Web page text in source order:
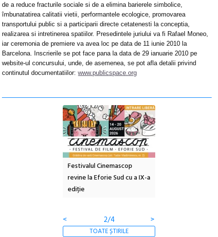
de a reduce fracturile sociale si de a elimina barierele simbolice,
îmbunatatirea calitatii vietii, performantele ecologice, promovarea
transportului public si a participarii directe cetatenesti la conceptia,
realizarea si intretinerea spatiilor. Presedintele juriului va fi Rafael Moneo,
iar ceremonia de premiere va avea loc pe data de 11 iunie 2010 la
Barcelona. Inscrierile se pot face pana la data de 29 ianuarie 2010 pe
website-ul concursului, unde, de asemenea, se pot afla detalii privind
continutul documentatiilor:www.publicspace.org
Festivalul Cinemascop
revine la Eforie Sud cu a IX-a
ediție
<
2/4 >
TOATE ȘTIRILE